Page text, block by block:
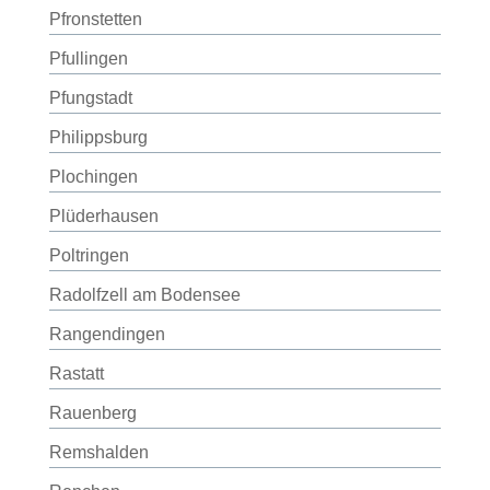
Pfronstetten
Pfullingen
Pfungstadt
Philippsburg
Plochingen
Plüderhausen
Poltringen
Radolfzell am Bodensee
Rangendingen
Rastatt
Rauenberg
Remshalden